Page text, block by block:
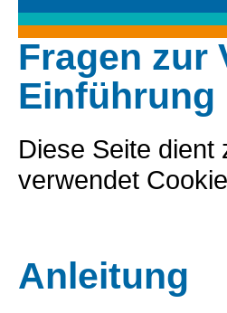
Fragen zur
Einführung
Diese Seite dient
verwendet
Anleitung